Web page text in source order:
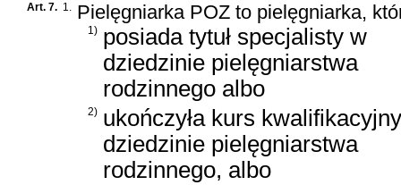
Art. 7. 1. Pielęgniarka POZ to pielęgniarka,
1) posiada tytuł specjalisty w
dziedzinie pielęgniarstwa
rodzinnego albo
2) ukończyła kurs
dziedzinie pielęgniarstwa
rodzinnego, albo